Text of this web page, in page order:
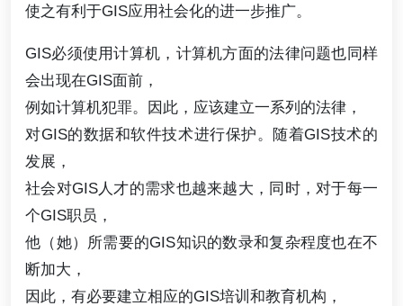
使之有利于GIS应用社会化的进一步推广。
GIS必须使用计算机，计算机方面的法律问题也同样
会出现在GIS面前，
例如计算机犯罪。因此，应该建立一系列的法律，
对GIS的数据和软件技术进行保护。随着GIS技术的
发展，
社会对GIS人才的需求也越来越大，同时，对于每一
个GIS职员，
他（她）所需要的GIS知识的数录和复杂程度也在不
断加大，
因此，有必要建立相应的GIS培训和教育机构，